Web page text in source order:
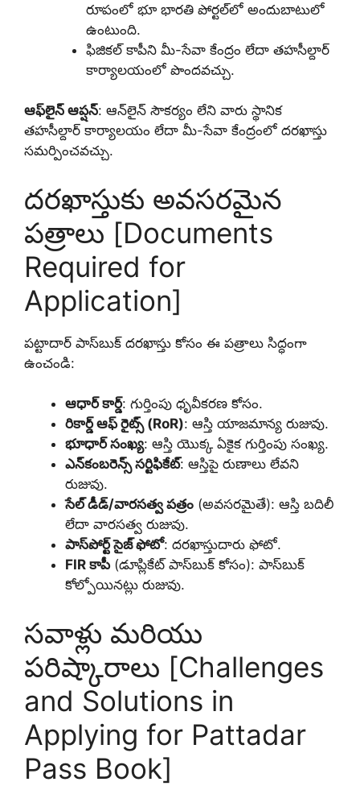
రూపంలో భూ భారతి పోర్టల్‌లో అందుబాటులో
ఉంటుంది.
ఫిజికల్ కాపీని మీ-సేవా కేంద్రం లేదా తహసీల్దార్
కార్యాలయంలో పొందవచ్చు.
ఆఫ్‌లైన్ ఆప్షన్: ఆన్‌లైన్ సౌకర్యం లేని వారు స్థానిక
తహసీల్దార్ కార్యాలయం లేదా మీ-సేవా కేంద్రంలో దరఖాస్తు
సమర్పించవచ్చు.
దరఖాస్తుకు అవసరమైన
పత్రాలు [Documents
Required for
Application]
పట్టాదార్ పాస్‌బుక్ దరఖాస్తు కోసం ఈ పత్రాలు సిద్ధంగా
ఉంచండి:
ఆధార్ కార్డ్: గుర్తింపు ధృవీకరణ కోసం.
రికార్డ్ ఆఫ్ రైట్స్ (RoR): ఆస్తి యాజమాన్య రుజువు.
భూధార్ సంఖ్య: ఆస్తి యొక్క ఏకైక గుర్తింపు సంఖ్య.
ఎన్‌కంబరెన్స్ సర్టిఫికేట్: ఆస్తిపై రుణాలు లేవని
రుజువు.
సేల్ డీడ్/వారసత్వ పత్రం (అవసరమైతే): ఆస్తి బదిలీ
లేదా వారసత్వ రుజువు.
పాస్‌పోర్ట్ సైజ్ ఫోటో: దరఖాస్తుదారు ఫోటో.
FIR కాపీ(డూప్లికేట్ పాస్‌బుక్ కోసం): పాస్‌బుక్
కోల్పోయినట్లు రుజువు.
సవాళ్లు మరియు
పరిష్కారాలు [Challenges
and Solutions in
Applying for Pattadar
Pass Book]